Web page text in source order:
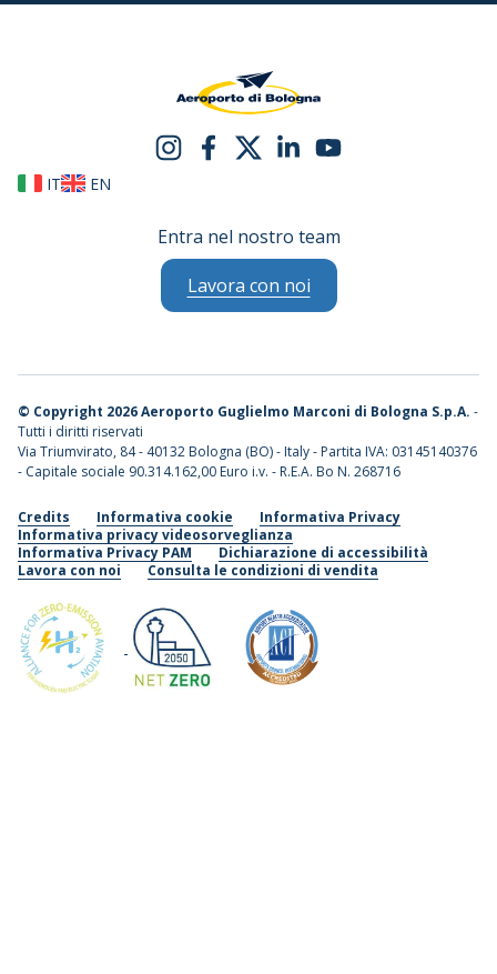
IT EN
Entra nel nostro team
Lavora con noi
© Copyright 2026 Aeroporto Guglielmo Marconi di Bologna S.p.A. -
Tutti i diritti riservati
Via Triumvirato, 84 - 40132 Bologna (BO) - Italy - Partita IVA: 03145140376
- Capitale sociale 90.314.162,00 Euro i.v. - R.E.A. Bo N. 268716
Credits Informativa cookie
Informativa Privacy
Informativa privacy videosorveglianza
Informativa Privacy PAM
Dichiarazione di accessibilità
Lavora con noi
Consulta le condizioni di vendita